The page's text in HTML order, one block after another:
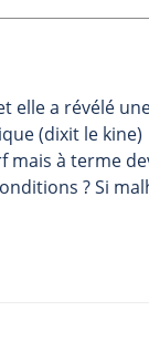
elle a révélé
(dixit le kine)
mais à terme
? Si